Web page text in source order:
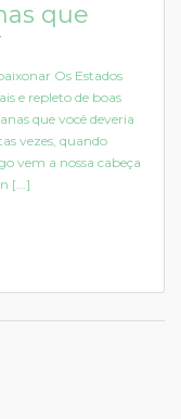
que
Os Estados
e repleto de boas
que você deveria
vezes, quando
vem a nossa cabeça
[...]